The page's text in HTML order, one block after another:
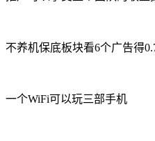
不养机保底板块看6个广告得
一个WiFi可以玩三部手机